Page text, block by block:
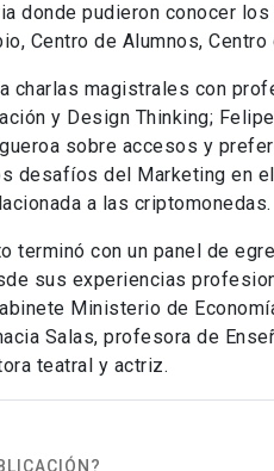
donde pudieron conocer
Centro de Alumnos, Centro
charlas magistrales con
y Design Thinking;
sobre accesos y
desafíos del Marketing en
a las criptomonedas.
terminó con un panel de
sus experiencias
Ministerio de
Salas, profesora de
teatral y actriz.